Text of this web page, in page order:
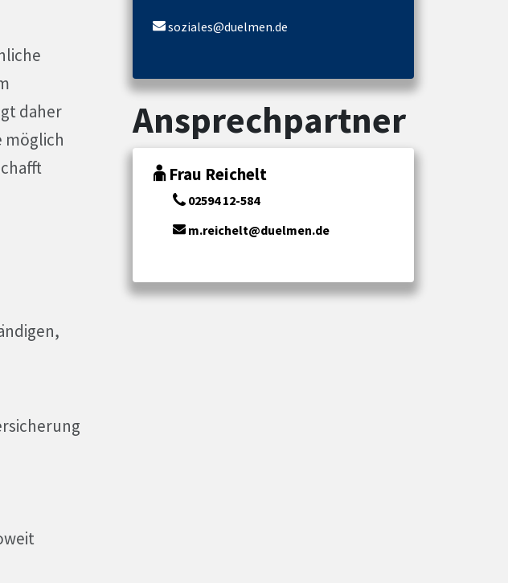
daher
möglich
soziales@duelmen.de
Ansprechpartner
Frau Reichelt
02594 12-584
m.reichelt@duelmen.de